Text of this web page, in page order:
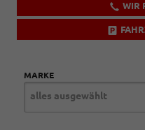
WIR
MARKE
alles ausgewählt